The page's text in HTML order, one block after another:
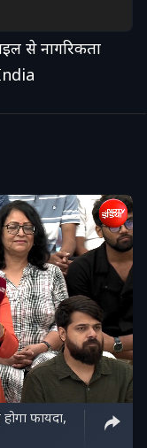
से नागरिकता
फायदा,